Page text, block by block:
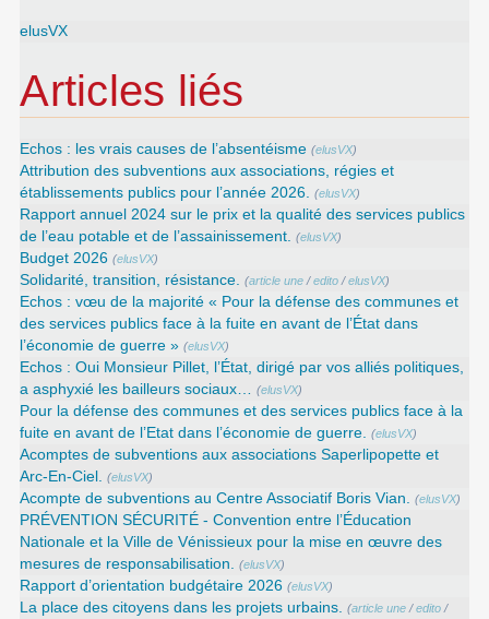
elusVX
Articles liés
Echos : les vrais causes de l’absentéisme (elusVX)
Attribution des subventions aux associations, régies et
établissements publics pour l’année 2026. (elusVX)
Rapport annuel 2024 sur le prix et la qualité des services publics
de l’eau potable et de l’assainissement. (elusVX)
Budget 2026 (elusVX)
Solidarité, transition, résistance. (article une/edito/elusVX)
Echos : vœu de la majorité « Pour la défense des communes et
des services publics face à la fuite en avant de l’État dans
l’économie de guerre » (elusVX)
Echos : Oui Monsieur Pillet, l’État, dirigé par vos alliés politiques,
a asphyxié les bailleurs sociaux… (elusVX)
Pour la défense des communes et des services publics face à la
fuite en avant de l’Etat dans l’économie de guerre. (elusVX)
Acomptes de subventions aux associations Saperlipopette et
Arc-En-Ciel. (elusVX)
Acompte de subventions au Centre Associatif Boris Vian. (elusVX)
PRÉVENTION SÉCURITÉ - Convention entre l’Éducation
Nationale et la Ville de Vénissieux pour la mise en œuvre des
mesures de responsabilisation. (elusVX)
Rapport d’orientation budgétaire 2026 (elusVX)
La place des citoyens dans les projets urbains. (article une/edito/